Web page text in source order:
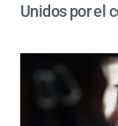
Unidos por el